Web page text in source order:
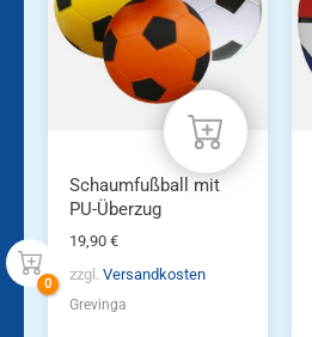
Schaumfußball mit
PU-Überzug
19,90 €
zzgl. Versandkosten
Grevinga